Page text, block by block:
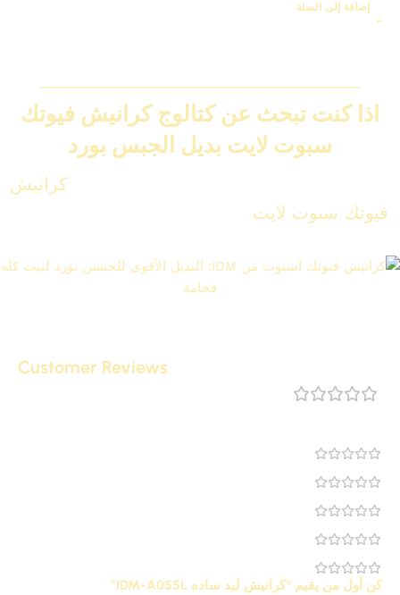
إضافة إلى السلة
اذا كنت تبحث عن كتالوج كرانيش فيوتك
سبوت لايت بديل الجبس بورد
لإضافة إضاءة مخفية ساحرة، شاهد تشكيلةكرانيش
فيوتك سبوت لايت
Customer Reviews
كن أول من يقيم “كرانيش ليد ساده IDM-A055L”